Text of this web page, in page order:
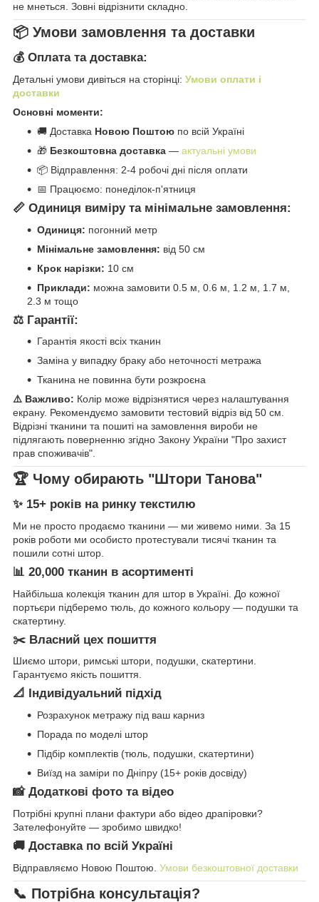
не мнеться. Зовні відрізнити складно.
📦 Умови замовлення та доставки
💰 Оплата та доставка:
Детальні умови дивіться на сторінці: Умови оплати і
доставки
Основні моменти:
🚚 Доставка Новою Поштою по всій Україні
🎁 Безкоштовна доставка — актуальні умови
📦 Відправлення: 2-4 робочі дні після оплати
📅 Працюємо: понеділок-п'ятниця
📏 Одиниця виміру та мінімальне замовлення:
Одиниця: погонний метр
Мінімальне замовлення: від 50 см
Крок нарізки: 10 см
Приклади: можна замовити 0.5 м, 0.6 м, 1.2 м, 1.7 м,
2.3 м тощо
⚖️ Гарантії:
Гарантія якості всіх тканин
Заміна у випадку браку або неточності метража
Тканина не повинна бути розкроєна
⚠️ Важливо: Колір може відрізнятися через налаштування
екрану. Рекомендуємо замовити тестовий відріз від 50 см.
Відрізні тканини та пошиті на замовлення вироби не
підлягають поверненню згідно Закону України "Про захист
прав споживачів".
🏆 Чому обирають "Штори Танова"
✨ 15+ років на ринку текстилю
Ми не просто продаємо тканини — ми живемо ними. За 15
років роботи ми особисто протестували тисячі тканин та
пошили сотні штор.
📊 20,000 тканин в асортименті
Найбільша колекція тканин для штор в Україні. До кожної
портьєри підберемо тюль, до кожного кольору — подушки та
скатертину.
✂️ Власний цех пошиття
Шиємо штори, римські штори, подушки, скатертини.
Гарантуємо якість пошиття.
📐 Індивідуальний підхід
Розрахунок метражу під ваш карниз
Порада по моделі штор
Підбір комплектів (тюль, подушки, скатертини)
Виїзд на заміри по Дніпру (15+ років досвіду)
📸 Додаткові фото та відео
Потрібні крупні плани фактури або відео драпіровки?
Зателефонуйте — зробимо швидко!
🚚 Доставка по всій Україні
Відправляємо Новою Поштою. Умови безкоштовної доставки
📞 Потрібна консультація?